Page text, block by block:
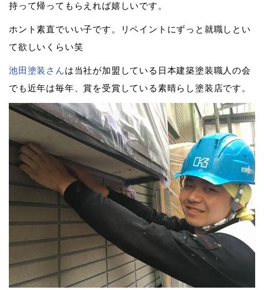
持って帰ってもらえれば嬉しいです。
ホント素直でいい子です。リペイントにずっと就職しとい
て欲しいくらい笑
池田塗装さんは当社が加盟している日本建築塗装職人の会
でも近年は毎年、賞を受賞している素晴らし塗装店です。